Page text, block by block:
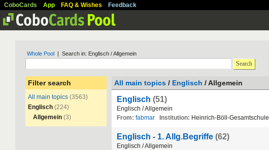
CoboCards App FAQ & Wishes Feedback
Whole Pool | Search in: Englisch / Allgemein
Search
Filter search
All main topics (3563)
Englisch (224)
Allgemein (3)
All main topics / Englisch / Allgemein
Englisch (51)
Englisch /Allgemein
From: fabmar Institution: Heinrich-Bö -Gesamtschule
Englisch - 1. Allg.Begriffe (62)
Englisch /Allgemein